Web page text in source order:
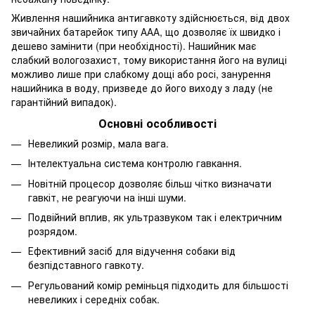
Живлення нашийника антигавкоту здійснюється, від двох
звичайних батарейок типу ААА, що дозволяє їх швидко і
дешево замінити (при необхідності). Нашийник має
слабкий вологозахист, тому використання його на вулиці
можливо лише при слабкому дощі або росі, занурення
нашийника в воду, призведе до його виходу з ладу (не
гарантійний випадок).
Основні особливості
Невеликий розмір, мала вага.
Інтелектуальна система контролю гавкання.
Новітній процесор дозволяє більш чітко визначати
гавкіт, не реагуючи на інші шуми.
Подвійний вплив, як ультразвуком так і електричним
розрядом.
Ефективний засіб для відучення собаки від
безпідставного гавкоту.
Регульований комір реміньця підходить для більшості
невеликих і середніх собак.